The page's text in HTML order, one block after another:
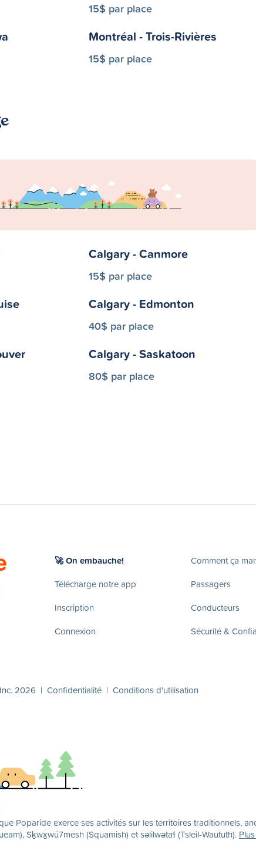
15$ par place
Montréal - Trois-Rivières
15$ par place
Calgary - Canmore
15$ par place
Calgary - Edmonton
40$ par place
Calgary - Saskatoon
80$ par place
🚀 On embauche!
Télécharge notre app
Inscription
Connexion
Comment ça
Passagers
Conducteurs
Sécurité &
2026 | Confidentialité | Conditions d'utilisation
Poparide exerce ses activités sur les territoires traditionnels,
Sḵwx̱wú7mesh (Squamish) et səlilwətaɬ (Tsleil-Waututh).